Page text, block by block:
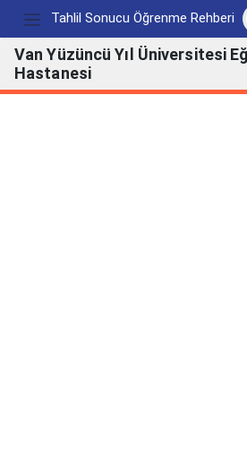
Tahlil Sonucu Öğrenme Rehberi
Van Yüzüncü Yıl Üniversitesi
Hastanesi